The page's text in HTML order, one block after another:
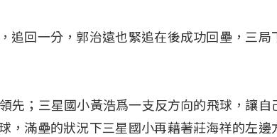
追回一分，郭治遠也緊追在後成功回壘，三局
先；三星國小黃浩爲一支反方向的飛球，讓自
，滿壘的狀況下三星國小再藉著莊海祥的左邊